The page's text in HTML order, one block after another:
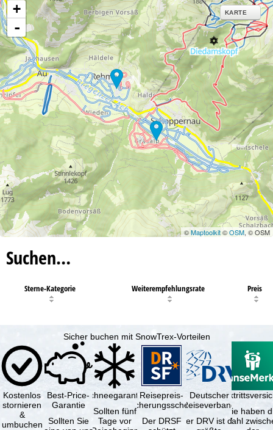
+
-
KARTE
©Maptoolkit©OSM, © OSM
Suchen…
Sterne-Kategorie Weiterempfehlungsrate Preis
Sicher buchen mit SnowTrex-Vorteilen
Kostenlos
stornieren
&
umbuchen
Best-Price-
Garantie
Sollten Sie
Schneegarantie
Sollten fünf
Tage vor
Reisepreis-
Sicherungsschein
Der DRSF
Deutscher
Reiseverband
Der DRV ist die
Sie haben
Wahl